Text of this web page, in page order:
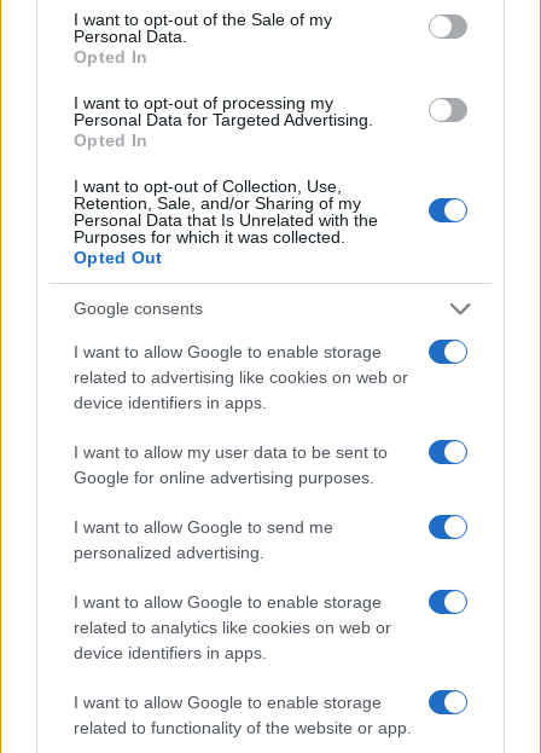
consent section.
I want to opt-out of the Sale of my
Personal Data.
Opted In
I want to opt-out of processing my
Personal Data for Targeted Advertising.
Opted In
I want to opt-out of Collection, Use,
Retention, Sale, and/or Sharing of my
Personal Data that Is Unrelated with the
Purposes for which it was collected.
Opted Out
Google consents
I want to allow Google to enable storage
related to advertising like cookies on web or
device identifiers in apps.
I want to allow my user data to be sent to
Google for online advertising purposes.
I want to allow Google to send me
personalized advertising.
I want to allow Google to enable storage
related to analytics like cookies on web or
device identifiers in apps.
I want to allow Google to enable storage
related to functionality of the website or app.
specialistici post-laurea. Ciò include un periodo di
fondazione di 2 anni in cui lavorerai in vari ruoli di
A questo punto dovrai decidere che tipo di medico
formazione come registrar specializzato, lavorando
negli ospedali in varie aree specialistiche per 18
mesi. Quindi, se hai scelto il percorso GP, lavorerai
negli ultimi 18 mesi in cure primarie.
Dopo aver completato con successo ciascuna di
queste fasi, dovrai comunque superare un esame
of General Practitioners – solo allora sei un medico
Hai bisogno di qualifiche aggiuntive? Trova un
Competenze necessarie per essere un
Il NHS è cambiato drasticamente, quindi in questi